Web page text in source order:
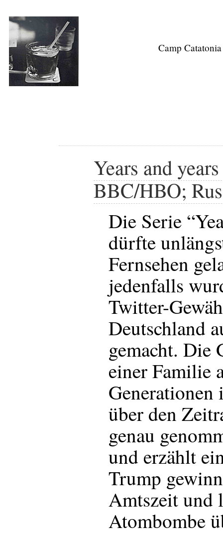
Camp Catatonia
Years and
BBC/HBO;
Die Serie
dürfte
Fernsehen
jedenfalls
Twitter-
Deutschland
gemacht. Die
einer Familie
Generationen
über den
genau
und erzählt
Trump
Amtszeit und
Atombombe